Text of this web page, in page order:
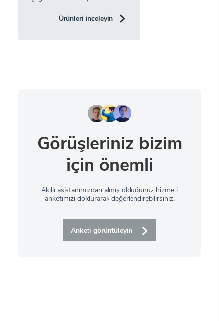
Ürünleri inceleyin
Görüşleriniz bizim
için önemli
Akıllı asistanımızdan almış olduğunuz hizmeti
anketimizi doldurarak değerlendirebilirsiniz.
Anketi görüntüleyin